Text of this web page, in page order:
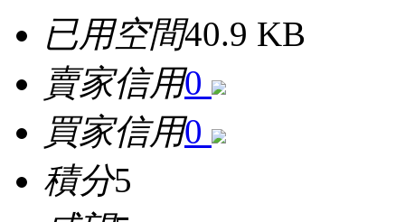
已用空間40.9 KB
賣家信用0
買家信用0
積分5